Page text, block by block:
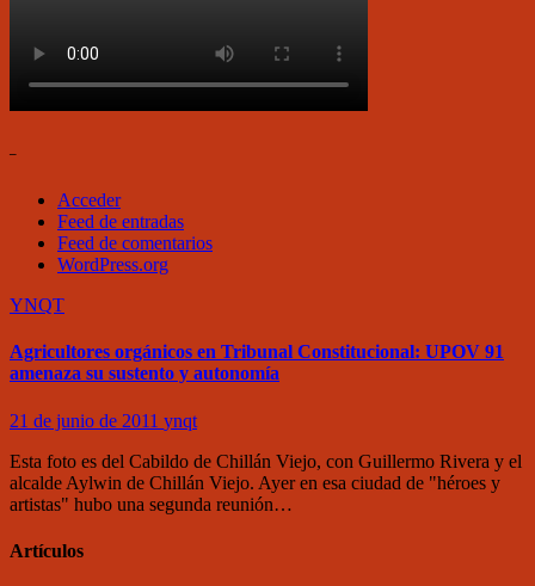
–
Acceder
Feed de entradas
Feed de comentarios
WordPress.org
YNQT
Agricultores orgánicos en Tribunal Constitucional: UPOV 91
amenaza su sustento y autonomía
21 de junio de 2011 ynqt
Esta foto es del Cabildo de Chillán Viejo, con Guillermo Rivera y el
alcalde Aylwin de Chillán Viejo. Ayer en esa ciudad de "héroes y
artistas" hubo una segunda reunión…
Artículos